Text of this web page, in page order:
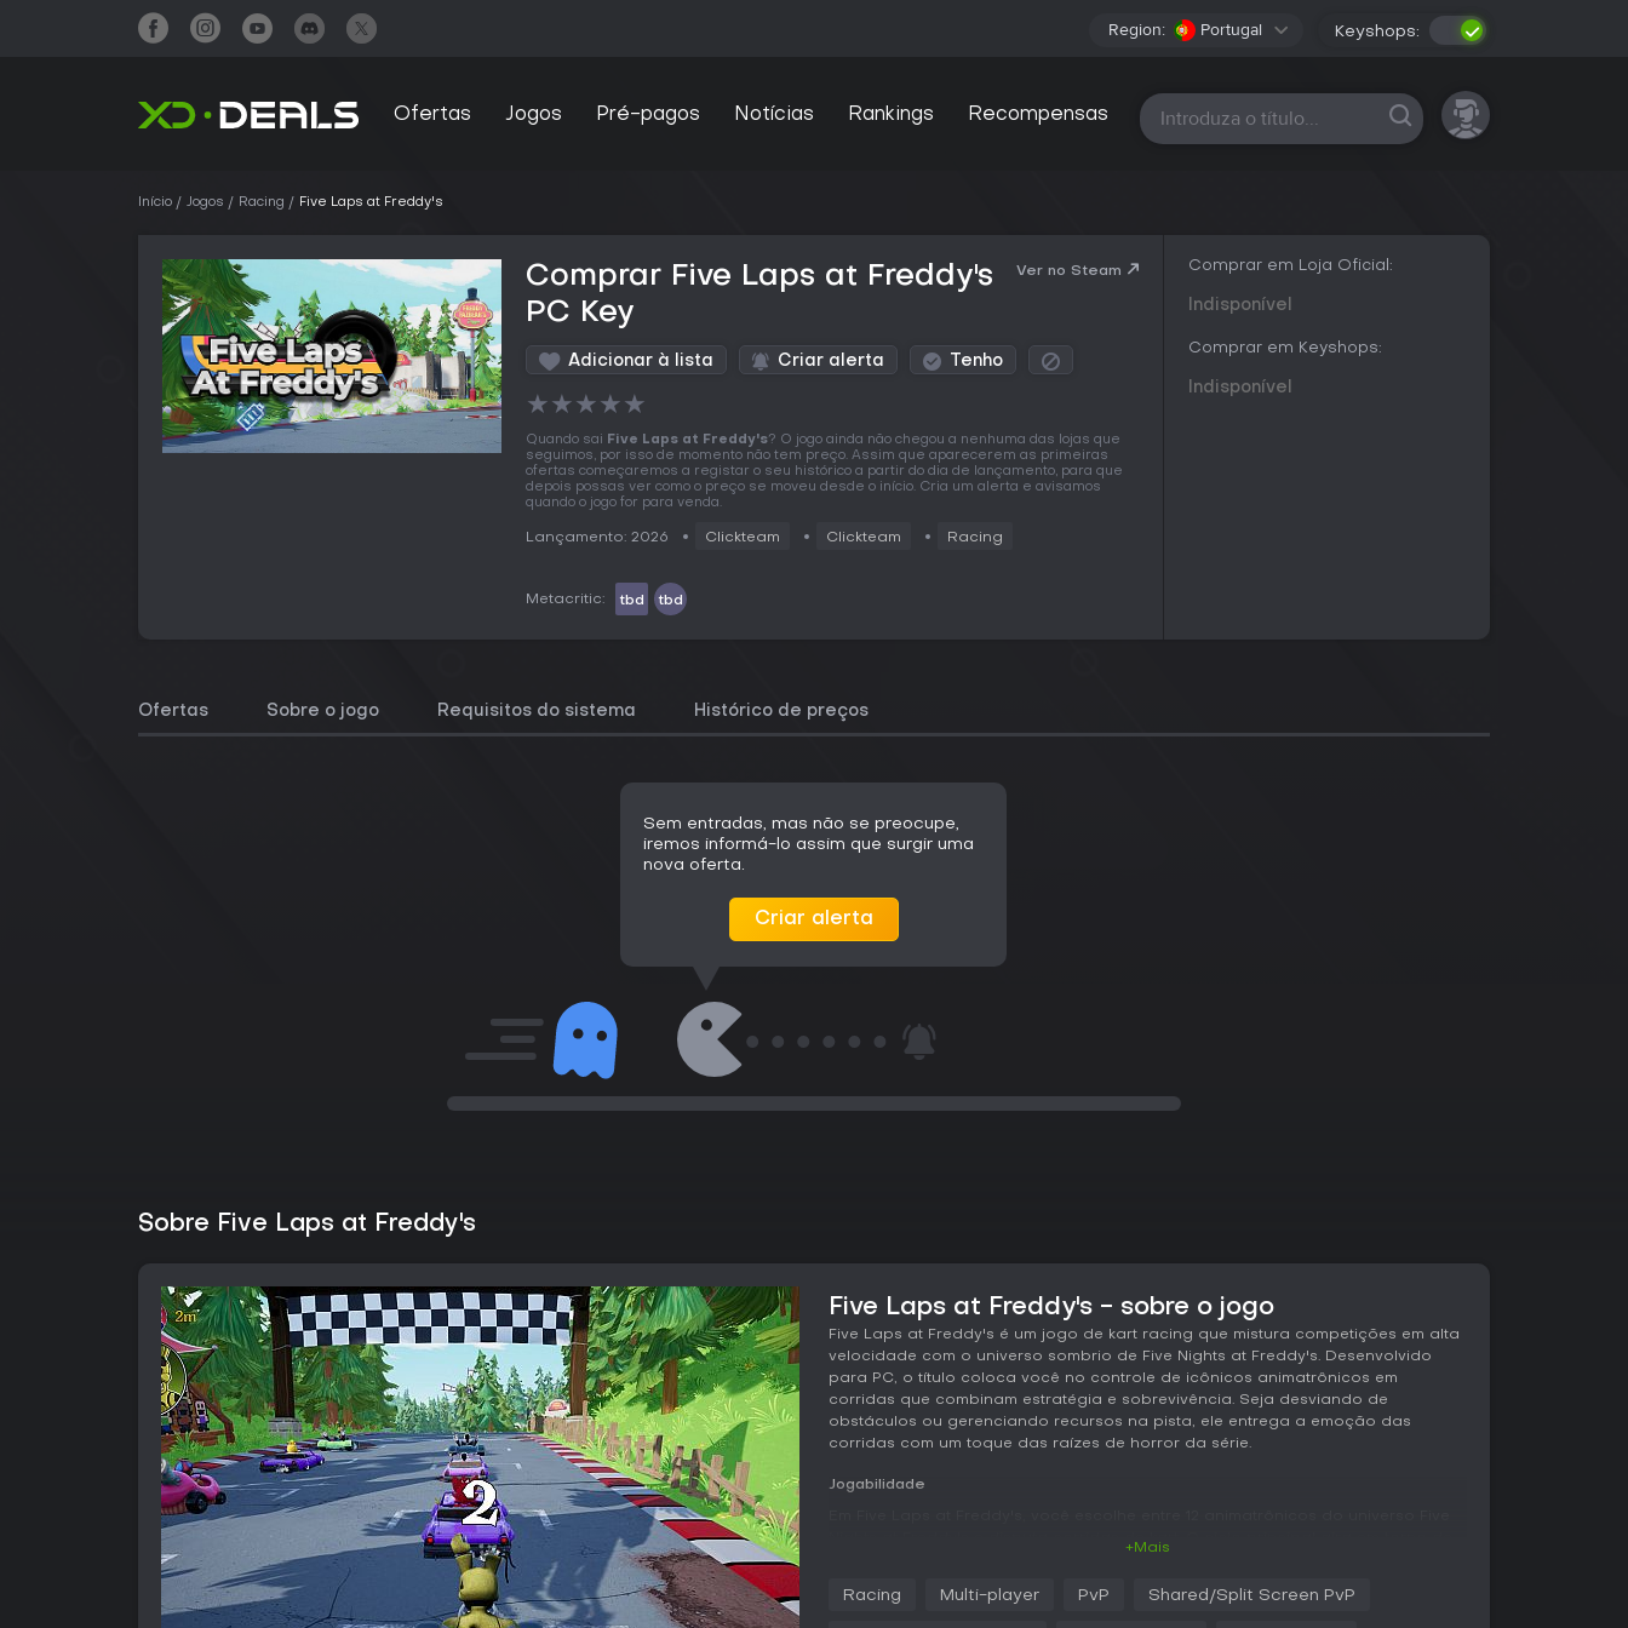
Region: Portugal Keyshops:
Ofertas Jogos Pré-pagos Notícias Rankings Recompensas Todas as plataformas
Início Jogos Racing Five Laps at Freddy's
Comprar Five Laps at Freddy's
PC Key
Ver no Steam
Adicionar à lista Criar alerta Tenho
★★★★★
Quando sai Five Laps at Freddy's? O jogo ainda não chegou a nenhuma das lojas que
seguimos, por isso de momento não tem preço. Assim que aparecerem as primeiras
ofertas começaremos a registar o seu histórico a partir do dia de lançamento, para que
depois possas ver como o preço se moveu desde o início. Cria um alerta e avisamos
quando o jogo for para venda.
Lançamento: 2026 Clickteam Clickteam Racing
Metacritic: tbd tbd
Comprar em Loja Oficial:
Indisponível
Comprar em Keyshops:
Indisponível
Ofertas Sobre o jogo Requisitos do sistema Histórico de preços
Sem entradas, mas não se preocupe,
iremos informá-lo assim que surgir uma
nova oferta.
Criar alerta
Sobre Five Laps at Freddy's
Five Laps at Freddy's - sobre o jogo
Five Laps at Freddy's é um jogo de kart racing que mistura competições em alta
velocidade com o universo sombrio de Five Nights at Freddy's. Desenvolvido
para PC, o título coloca você no controle de icônicos animatrônicos em
corridas que combinam estratégia e sobrevivência. Seja desviando de
obstáculos ou gerenciando recursos na pista, ele entrega a emoção das
corridas com um toque das raízes de horror da série.
Jogabilidade
Nightshift mais desafiadora, em que um endosqueleto agressivo te persegue.
+Mais
Racing Multi-player PvP Shared/Split Screen PvP